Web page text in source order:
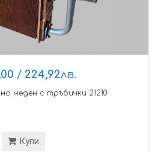
/ 224,92лв.
меден с тръбички 21210
Купи